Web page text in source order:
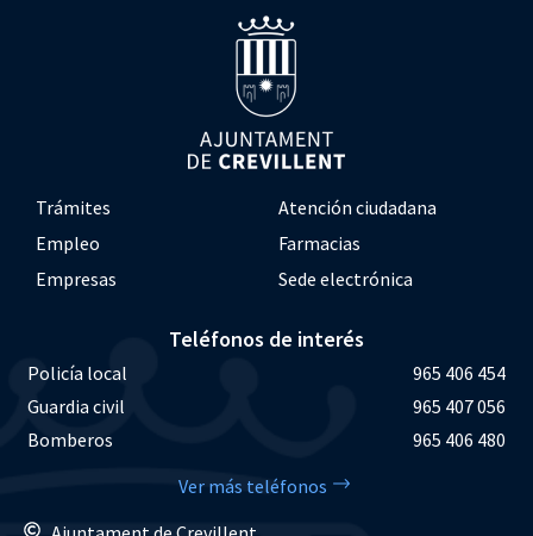
Trámites
Atención ciudadana
Empleo
Farmacias
Empresas
Sede electrónica
Teléfonos de interés
Policía local
965 406 454
Guardia civil
965 407 056
Bomberos
965 406 480
Ver más teléfonos